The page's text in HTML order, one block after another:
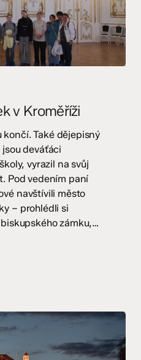
v Kroměříži
Také dějepisný
deváťáci
vyrazil na svůj
Pod vedením paní
navštívili město
– prohlédli si
zámku,…